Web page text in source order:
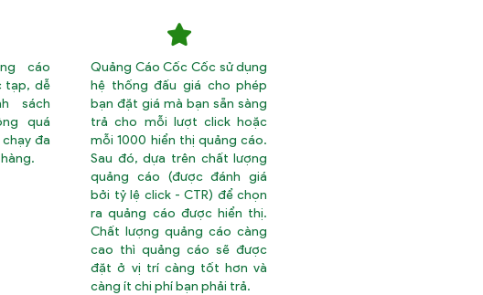
cáo
tạp, dễ
sách
quá
đa
Quảng Cáo Cốc Cốc sử dụng
hệ thống đấu giá cho phép
bạn đặt giá mà bạn sẵn sàng
trả cho mỗi lượt click hoặc
mỗi 1000 hiển thị quảng cáo.
Sau đó, dựa trên chất lượng
quảng cáo (được đánh giá
bởi tỷ lệ click - CTR) để chọn
ra quảng cáo được hiển thị.
Chất lượng quảng cáo càng
cao thì quảng cáo sẽ được
đặt ở vị trí càng tốt hơn và
càng ít chi phí bạn phải trả.